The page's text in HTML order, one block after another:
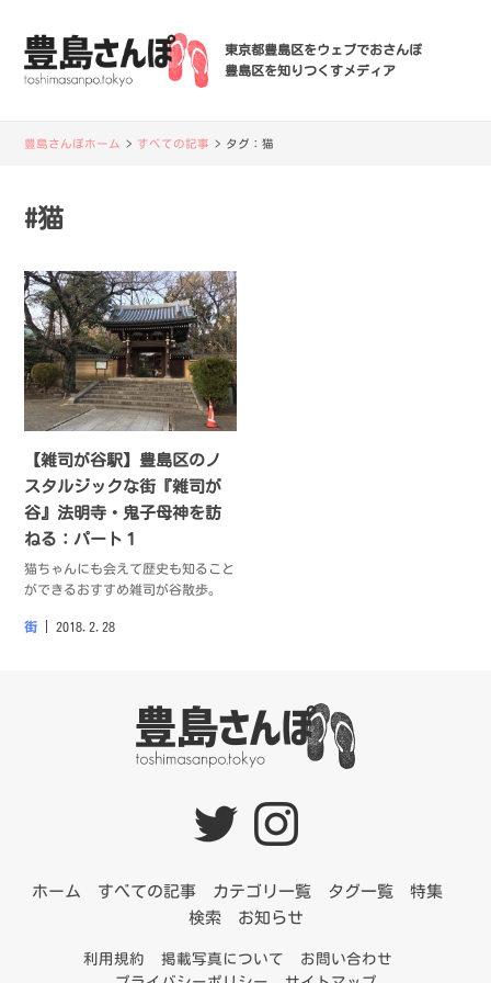
東京都豊島区をウェブでおさんぽ
豊島区を知りつくすメディア
豊島さんぽホーム > すべての記事 > タグ：猫
#猫
【雑司が谷駅】豊島区のノ
スタルジックな街『雑司が
谷』法明寺・鬼子母神を訪
ねる：パート１
猫ちゃんにも会えて歴史も知ること
ができるおすすめ雑司が谷散歩。
街 2018.2.28
ホーム すべての記事 カテゴリ一覧 タグ一覧
特集
検索
お知らせ
利用規約 掲載写真について
お問い合わせ